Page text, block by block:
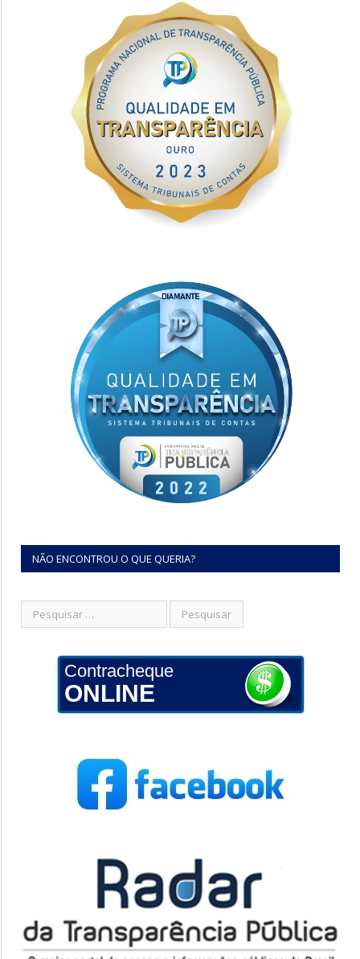
NÃO ENCONTROU O QUE QUERIA?
Contracheque
ONLINE